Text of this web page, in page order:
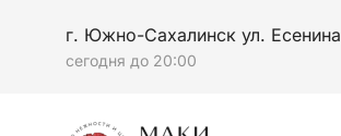
г. Южно-Сахалинск ул.
сегодня до 20:00